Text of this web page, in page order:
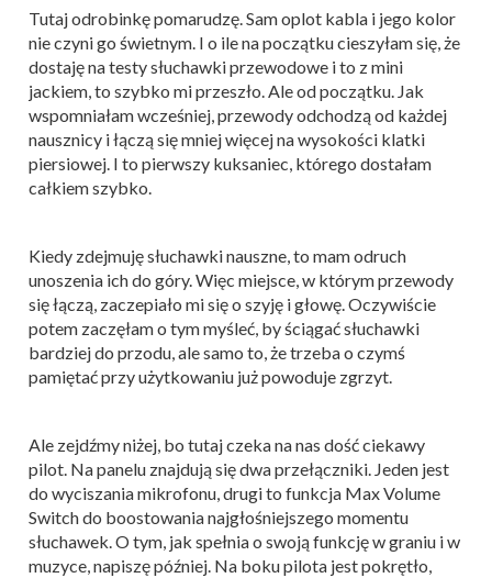
Tutaj odrobinkę pomarudzę. Sam oplot kabla i jego kolor
nie czyni go świetnym. I o ile na początku cieszyłam się, że
dostaję na testy słuchawki przewodowe i to z mini
jackiem, to szybko mi przeszło. Ale od początku. Jak
wspomniałam wcześniej, przewody odchodzą od każdej
nausznicy i łączą się mniej więcej na wysokości klatki
piersiowej. I to pierwszy kuksaniec, którego dostałam
całkiem szybko.
Kiedy zdejmuję słuchawki nauszne, to mam odruch
unoszenia ich do góry. Więc miejsce, w którym przewody
się łączą, zaczepiało mi się o szyję i głowę. Oczywiście
potem zaczęłam o tym myśleć, by ściągać słuchawki
bardziej do przodu, ale samo to, że trzeba o czymś
pamiętać przy użytkowaniu już powoduje zgrzyt.
Ale zejdźmy niżej, bo tutaj czeka na nas dość ciekawy
pilot. Na panelu znajdują się dwa przełączniki. Jeden jest
do wyciszania mikrofonu, drugi to funkcja Max Volume
Switch do boostowania najgłośniejszego momentu
słuchawek. O tym, jak spełnia o swoją funkcję w graniu i w
muzyce, napiszę później. Na boku pilota jest pokrętło,